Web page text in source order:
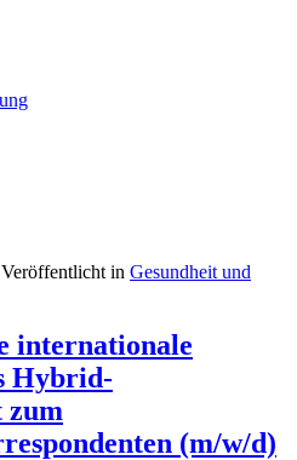
in Gesundheit und
internationale
Hybrid-
zum
(m/w/d)